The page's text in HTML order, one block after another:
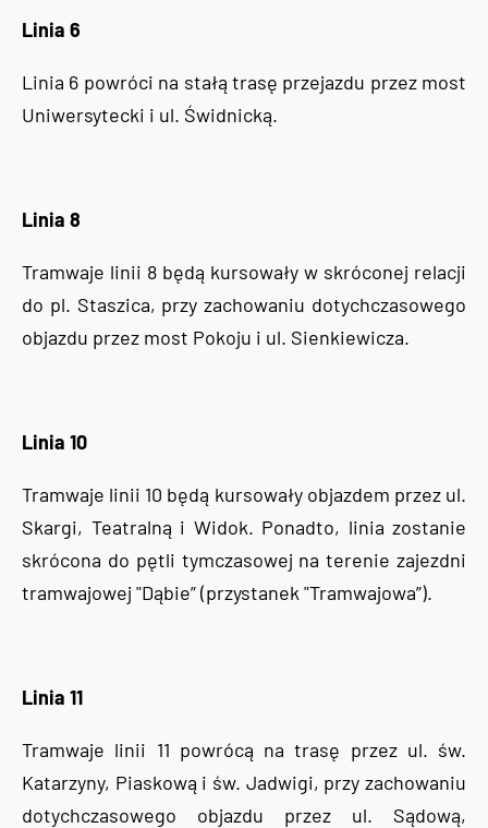
Linia 6
Linia 6 powróci na stałą trasę przejazdu przez most
Uniwersytecki i ul. Świdnicką.
Linia 8
Tramwaje linii 8 będą kursowały w skróconej relacji
do pl. Staszica, przy zachowaniu dotychczasowego
objazdu przez most Pokoju i ul. Sienkiewicza.
Linia 10
Tramwaje linii 10 będą kursowały objazdem przez ul.
Skargi, Teatralną i Widok. Ponadto, linia zostanie
skrócona do pętli tymczasowej na terenie zajezdni
tramwajowej "Dąbie” (przystanek "Tramwajowa”).
Linia 11
Tramwaje linii 11 powrócą na trasę przez ul. św.
Katarzyny, Piaskową i św. Jadwigi, przy zachowaniu
dotychczasowego objazdu przez ul. Sądową,